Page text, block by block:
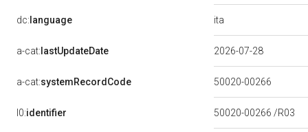
dc: language ita
a-cat: lastUpdateDate 2026-07-28
a-cat:systemRecordCode 50020-00266
l0:identifier 50020-00266 /R03